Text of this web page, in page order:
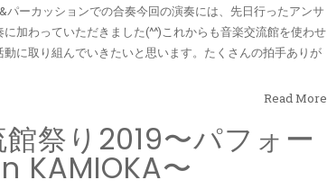
ーカッションでの合奏今回の演奏には、先日行ったアンサ
加わっていただきました(^^)これからも音楽交流館を使わせ
に取り組んでいきたいと思います。たくさんの拍手ありが
Read More
館祭り2019〜パフォー
KAMIOKA〜